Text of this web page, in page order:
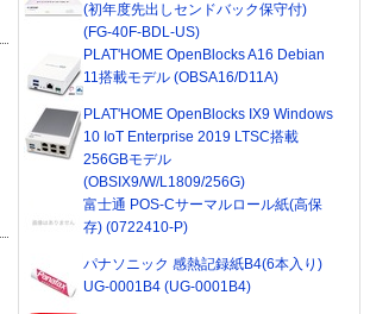
(初年度先出しセンドバック保守付)
(FG-40F-BDL-US)
PLAT'HOME OpenBlocks A16 Debian
11搭載モデル (OBSA16/D11A)
PLAT'HOME OpenBlocks IX9 Windows
10 IoT Enterprise 2019 LTSC搭載
256GBモデル
(OBSIX9/W/L1809/256G)
富士通 POS-Cサーマルロール紙(高保
存) (0722410-P)
パナソニック 感熱記録紙B4(6本入り)
UG-0001B4 (UG-0001B4)